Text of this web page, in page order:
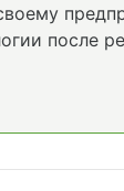
после